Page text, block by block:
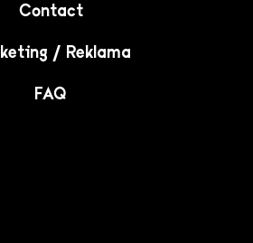
Contact
/ Reklama
FAQ